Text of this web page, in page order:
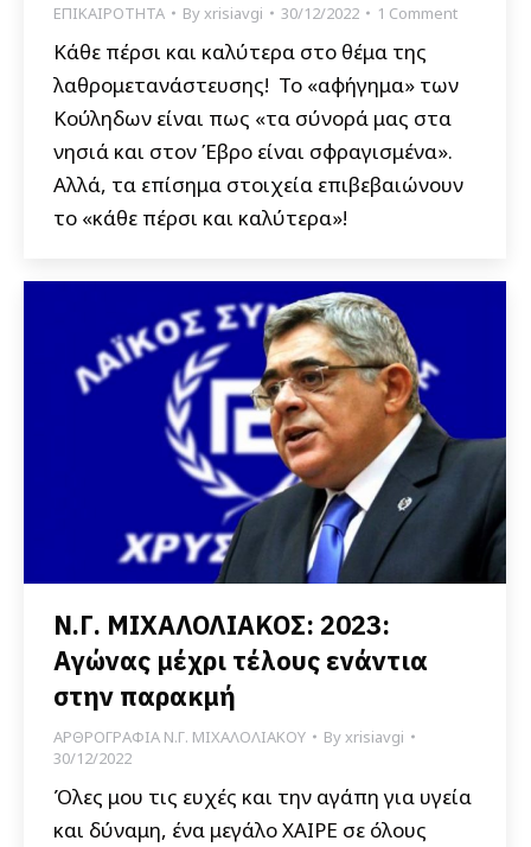
ΕΠΙΚΑΙΡΟΤΗΤΑ Byxrisiavgi 30/12/2022 1 Comment
Κάθε πέρσι και καλύτερα στο θέμα της
λαθρομετανάστευσης! Το «αφήγημα» των
Κούληδων είναι πως «τα σύνορά μας στα
νησιά και στον Έβρο είναι σφραγισμένα».
Αλλά, τα επίσημα στοιχεία επιβεβαιώνουν
το «κάθε πέρσι και καλύτερα»!
Ν.Γ. ΜΙΧΑΛΟΛΙΑΚΟΣ: 2023:
Αγώνας μέχρι τέλους ενάντια
στην παρακμή
ΑΡΘΡΟΓΡΑΦΙΑ Ν.Γ. ΜΙΧΑΛΟΛΙΑΚΟΥ Byxrisiavgi
30/12/2022
Όλες μου τις ευχές και την αγάπη για υγεία
και δύναμη, ένα μεγάλο ΧΑΙΡΕ σε όλους